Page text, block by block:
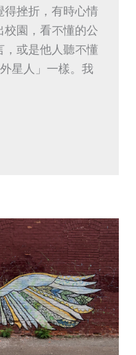
得挫折，有時心情
校園，看不懂的公
，或是他人聽不懂
星人」一樣。我